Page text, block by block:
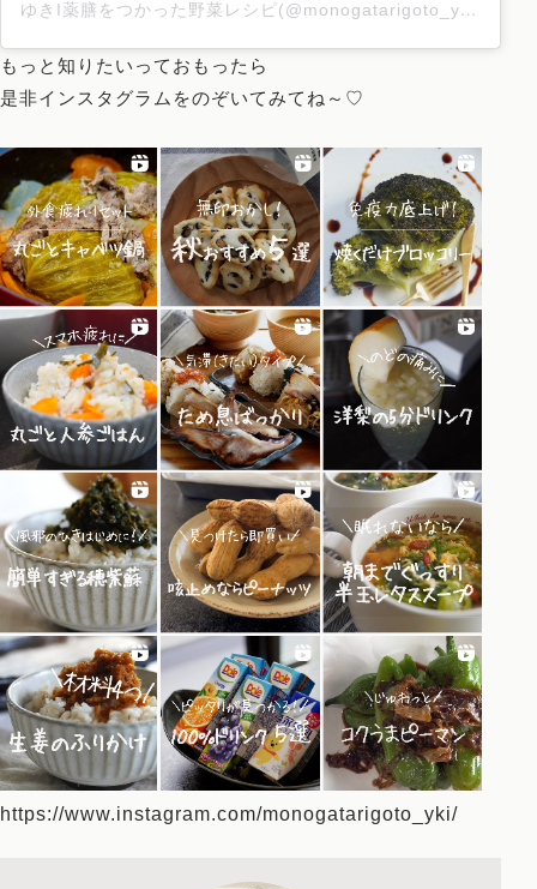
ゆきI薬膳をつかった野菜レシピ(@monogatarigoto_yuki)がシェアした投稿
もっと知りたいっておもったら
是非インスタグラムをのぞいてみてね～♡
https://www.instagram.com/monogatarigoto_yki/